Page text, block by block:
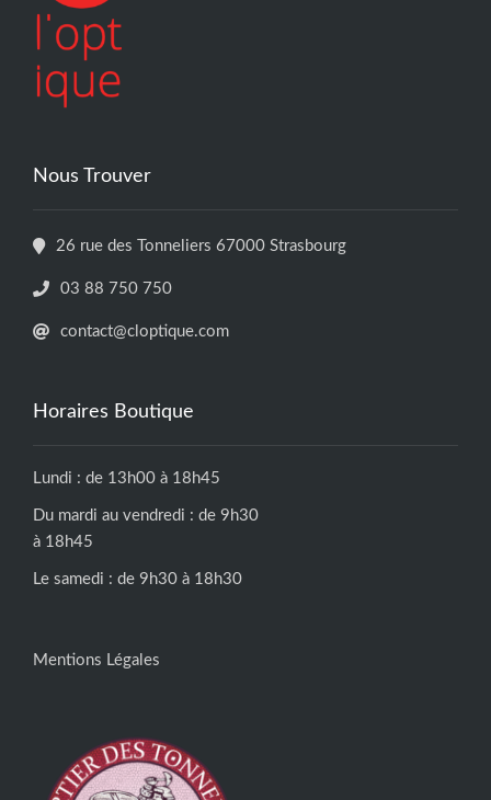
Nous Trouver
26 rue des Tonneliers 67000 Strasbourg
03 88 750 750
contact@cloptique.com
Horaires Boutique
Lundi : de 13h00 à 18h45
Du mardi au vendredi : de 9h30
à 18h45
Le samedi : de 9h30 à 18h30
Mentions Légales